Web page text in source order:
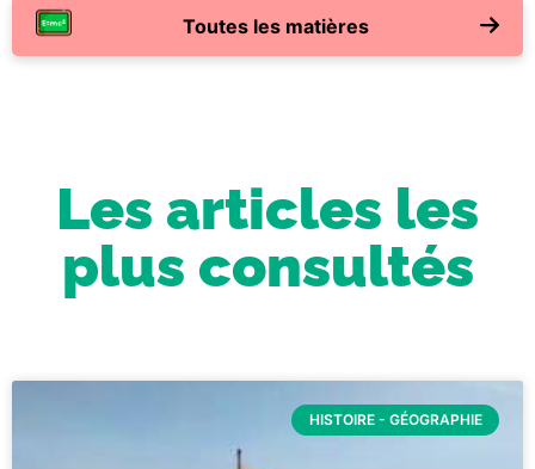
Toutes les matières
Les articles les
plus consultés
HISTOIRE - GÉOGRAPHIE